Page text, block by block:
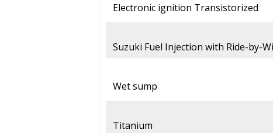
Electronic ignition Transistorized
Suzuki Fuel Injection with Ride-by-
Wet sump
Titanium